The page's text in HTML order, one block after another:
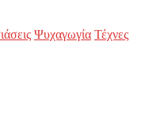
Ψυχαγωγία Τέχνες